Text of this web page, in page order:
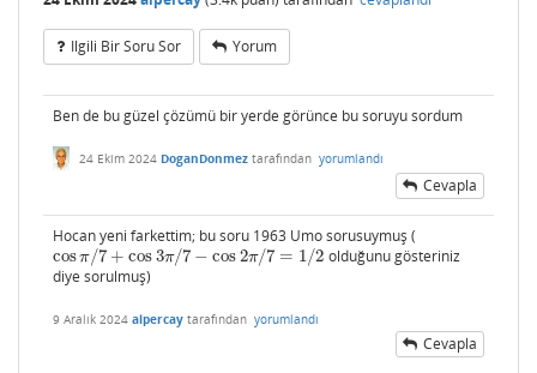
Ilgili Bir Soru Sor Yorum
Ben de bu güzel çözümü bir yerde görünce bu soruyu sordum
24 Ekim 2024 DoganDonmez tarafından yorumlandı
Cevapla
Hocan yeni farkettim; bu soru 1963 Umo sorusuymuş (
cosπ/7 + cos3π/7 − cos2π/7 = 1/2
cosπ/7+ cos3π/7−cos 2π /7=1/2
olduğunu gösteriniz
diye sorulmuş)
9 Aralık 2024 alpercay tarafından yorumlandı
Cevapla